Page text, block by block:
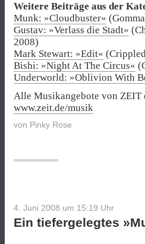
Weitere Beiträge aus der
Munk: »Cloudbuster«
Gustav: »Verlass die Stadt«
2008)
Mark Stewart: »Edit«
Bishi: »Night At The Circus«
Underworld: »Oblivion With
Alle Musikangebote von
www.zeit.de/musik
von Pinky Rose
4. Juni 2008 um 15:19 Uhr
Ein tiefergelegtes